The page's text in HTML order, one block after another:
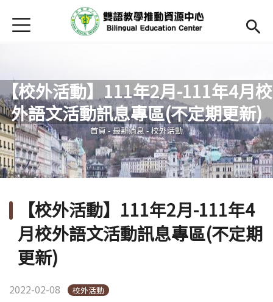
首頁
Open submenu (關於中心)
關於中心
最新消息
Open submenu (教師專區)
教師專區
Open submenu (學生專區)
學生專區
Open submenu (語文研習與活動)
語文研習與活動
English(link is external)
Jump to Navigation
Jump to Main content
【校外活動】111年2月-111年4月校
外語文活動訊息專區(不定期更新)
您在這裡
首頁-最新消息-校外活動
【校外活動】111年2月-111年4
月校外語文活動訊息專區(不定期
更新)
2022-02-08 校外活動